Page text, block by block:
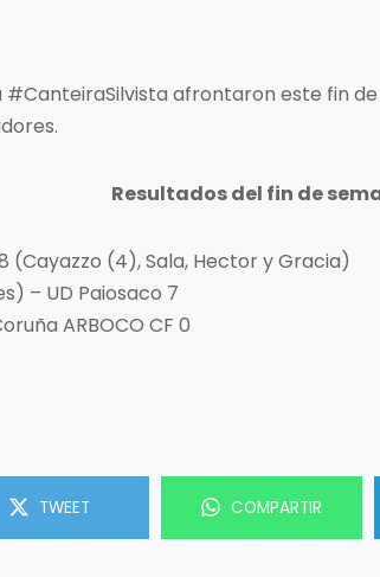
#CanteiraSilvista afrontaron este fin
Resultados del fin de
8 (Cayazzo (4), Sala, Hector y Gracia)
– UD Paiosaco 7
ARBOCO CF 0
TWEET COMPARTIR